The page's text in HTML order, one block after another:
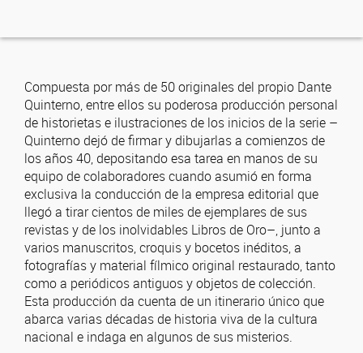
Compuesta por más de 50 originales del propio Dante
Quinterno, entre ellos su poderosa producción personal
de historietas e ilustraciones de los inicios de la serie –
Quinterno dejó de firmar y dibujarlas a comienzos de
los años 40, depositando esa tarea en manos de su
equipo de colaboradores cuando asumió en forma
exclusiva la conducción de la empresa editorial que
llegó a tirar cientos de miles de ejemplares de sus
revistas y de los inolvidables Libros de Oro–, junto a
varios manuscritos, croquis y bocetos inéditos, a
fotografías y material fílmico original restaurado, tanto
como a periódicos antiguos y objetos de colección.
Esta producción da cuenta de un itinerario único que
abarca varias décadas de historia viva de la cultura
nacional e indaga en algunos de sus misterios.